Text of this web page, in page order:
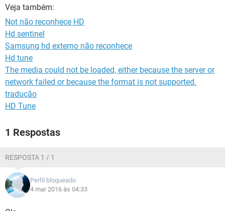
Veja também:
Not não reconhece HD
Hd sentinel
Samsung hd externo não reconhece
Hd tune
The media could not be loaded, either because the server or
network failed or because the format is not supported.
tradução
HD Tune
1 Respostas
RESPOSTA 1 / 1
Perfil bloqueado
4 mar 2016 às 04:33